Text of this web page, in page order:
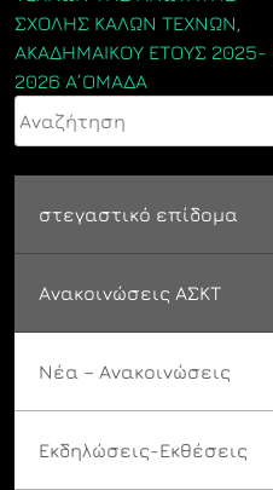
ΣΧΟΛΗΣ ΚΑΛΩΝ ΤΕΧΝΩΝ,
ΑΚΑΔΗΜΑΙΚΟΥ ΕΤΟΥΣ 2025-
2026 Α’ΟΜΑΔΑ
Αναζήτηση
στεγαστικό επίδομα
Ανακοινώσεις ΑΣΚΤ
Νέα – Ανακοινώσεις
Εκδηλώσεις-Εκθέσεις